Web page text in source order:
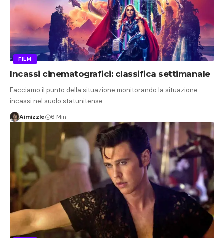
FILM
Incassi cinematografici: classifica settimanale
Facciamo il punto della situazione monitorando la situazione
incassi nel suolo statunitense…
Aimizzle 6 Min